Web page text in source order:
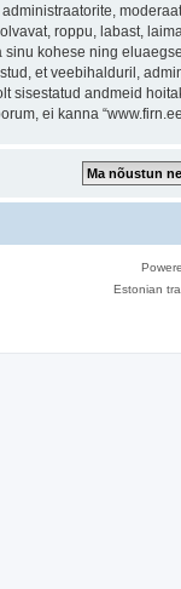
roppu, labast,
kohese ning
et veebihalduril,
sisestatud andmeid
ei kanna
Estonian